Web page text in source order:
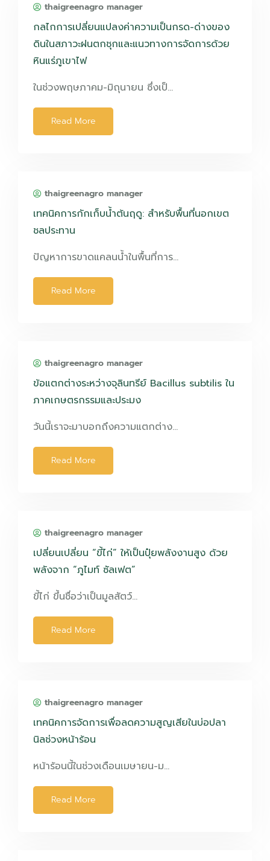
thaigreenagro manager
กลไกการเปลี่ยนแปลงค่าความเป็นกรด-ด่างของ
ดินในสภาวะฝนตกชุกและแนวทางการจัดการด้วย
หินแร่ภูเขาไฟ
ในช่วงพฤษภาคม-มิถุนายน ซึ่งเป็…
Read More
thaigreenagro manager
เทคนิคการกักเก็บน้ำต้นฤดู: สำหรับพื้นที่นอกเขต
ชลประทาน
ปัญหาการขาดแคลนน้ำในพื้นที่การ…
Read More
thaigreenagro manager
ข้อแตกต่างระหว่างจุลินทรีย์ Bacillus subtilis ใน
ภาคเกษตรกรรมและประมง
วันนี้เราจะมาบอกถึงความแตกต่าง…
Read More
thaigreenagro manager
เปลี่ยนเปลี่ยน “ขี้ไก่” ให้เป็นปุ๋ยพลังงานสูง ด้วย
พลังจาก “ภูไมท์ ซัลเฟต”
ขี้ไก่ ขึ้นชื่อว่าเป็นมูลสัตว์…
Read More
thaigreenagro manager
เทคนิคการจัดการเพื่อลดความสูญเสียในบ่อปลา
นิลช่วงหน้าร้อน
หน้าร้อนนี้ในช่วงเดือนเมษายน-ม…
Read More